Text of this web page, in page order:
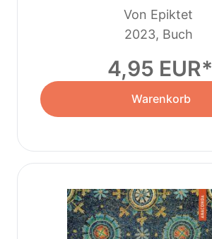
Von Epiktet
2023, Buch
4,95 EUR
Warenkorb